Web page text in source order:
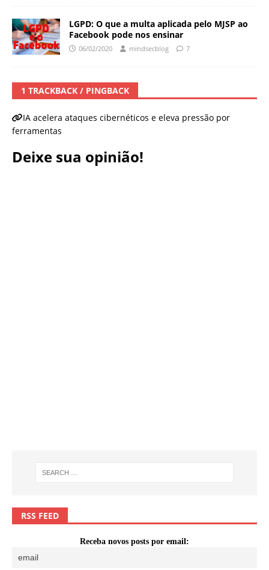
LGPD: O que a multa aplicada pelo MJSP ao
Facebook pode nos ensinar
06/02/2020 mindsecblog 7
1 TRACKBACK / PINGBACK
IA acelera ataques cibernéticos e eleva pressão por
ferramentas
Deixe sua opinião!
RSS FEED
Receba novos posts por email: